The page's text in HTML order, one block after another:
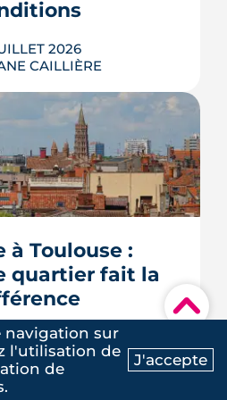
Contactez-nous
▾
5/5
G.
2026
CAILLIÈRE
du 8 juillet, un
ou G pourra rester
de travaux.
quand on
des échéances et
L'ARTICLE
à Toulouse :
quartier fait la
2026
CAILLIÈRE
navigation sur
l'utilisation de
de
J'accepte